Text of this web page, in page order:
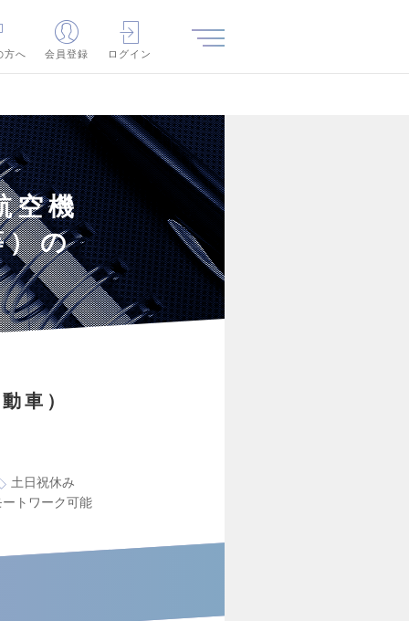
方へ 会員登録 ログイン
空機
）の
車）
土日祝休み
ートワーク可能